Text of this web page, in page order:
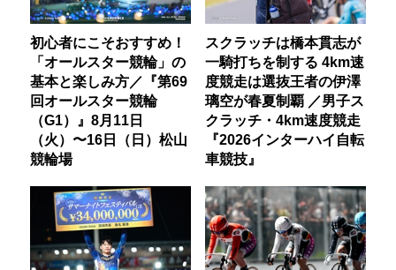
初心者にこそおすすめ！
「オールスター競輪」の
基本と楽しみ方／『第69
回オールスター競輪
（G1）』8月11日
（火）〜16日（日）松山
競輪場
スクラッチは橋本貫志が
一騎打ちを制する 4km速
度競走は選抜王者の伊澤
璃空が春夏制覇 ／男子ス
クラッチ・4km速度競走
『2026インターハイ自転
車競技』